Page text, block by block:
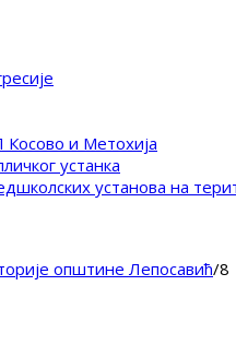
и Метохија
устанка
установа на
општине Лепосавић/8